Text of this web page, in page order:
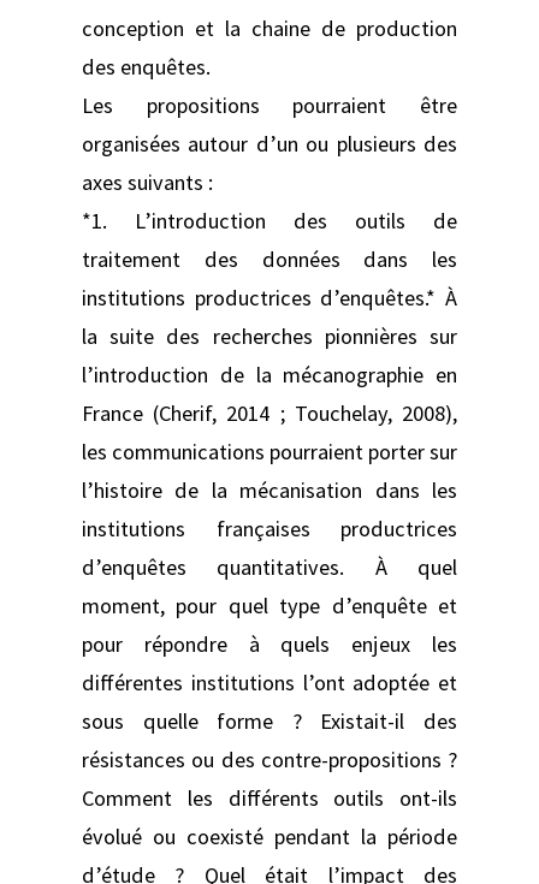
conception et la chaine de production
des enquêtes.
Les propositions pourraient être
organisées autour d’un ou plusieurs des
axes suivants :
*1. L’introduction des outils de
traitement des données dans les
institutions productrices d’enquêtes.* À
la suite des recherches pionnières sur
l’introduction de la mécanographie en
France (Cherif, 2014 ; Touchelay, 2008),
les communications pourraient porter sur
l’histoire de la mécanisation dans les
institutions françaises productrices
d’enquêtes quantitatives. À quel
moment, pour quel type d’enquête et
pour répondre à quels enjeux les
différentes institutions l’ont adoptée et
sous quelle forme ? Existait-il des
résistances ou des contre-propositions ?
Comment les différents outils ont-ils
évolué ou coexisté pendant la période
d’étude ? Quel était l’impact des